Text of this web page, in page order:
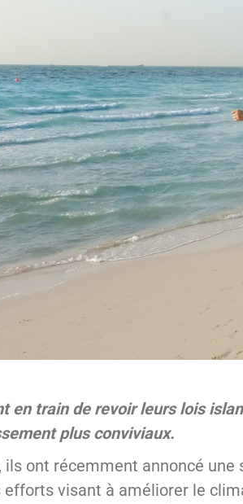
en train de revoir leurs lois
plus conviviaux.
ils ont récemment annoncé
efforts visant à améliorer le